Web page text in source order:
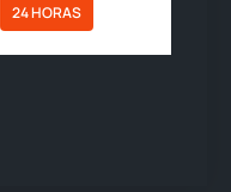
24 HORAS